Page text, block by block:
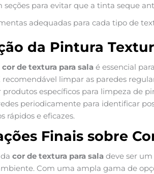
seções para evitar que a tinta seque
adequadas para cada tipo de
da Pintura
cor de textura para sala é essencial
recomendável limpar as paredes
produtos específicos para limpeza de
periodicamente para identificar
rápidos e eficazes.
Finais sobre
cor de textura para sala deve ser um
Com uma ampla gama de